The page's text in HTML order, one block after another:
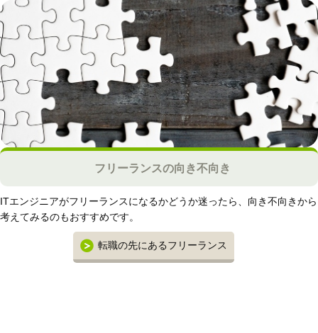
フリーランスの向き不向き
ITエンジニアがフリーランスになるかどうか迷ったら、向き不向きから
考えてみるのもおすすめです。
転職の先にあるフリーランス